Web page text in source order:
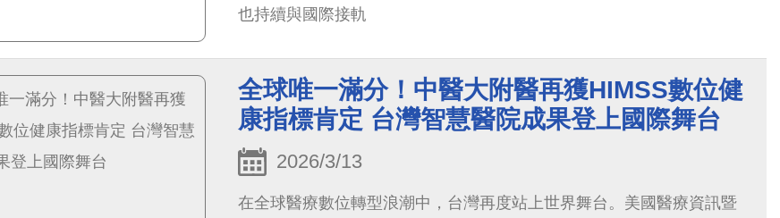
也持續與國際接軌
全球唯一滿分！中醫大附醫再獲HIMSS數位健
康指標肯定 台灣智慧醫院成果登上國際舞台
2026/3/13
在全球醫療數位轉型浪潮中，台灣再度站上世界舞台。美國醫療資訊暨